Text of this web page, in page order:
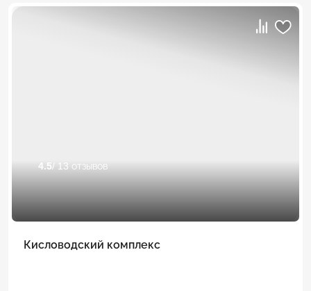
4.5/ 13 отзывов
Кисловодский комплекс